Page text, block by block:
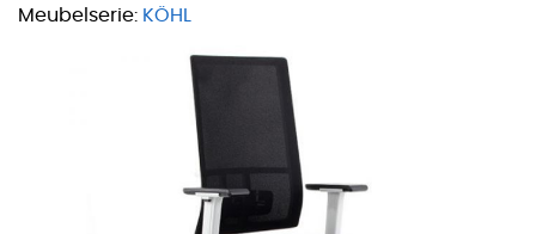
Meubelserie: KÖHL